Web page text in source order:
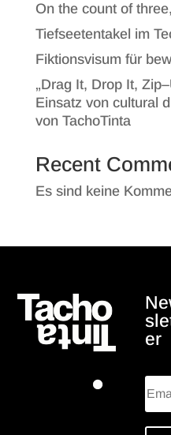
On the count of
Tiefseetentakel im
Fiktionsvisum für
„Drag It, Drop It,
Einsatz von cultural
von TachoTinta
Recent
Es sind keine
er